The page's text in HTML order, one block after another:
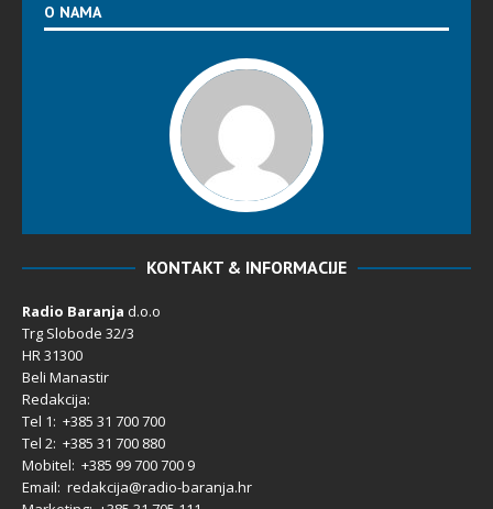
O NAMA
KONTAKT & INFORMACIJE
Radio Baranja d.o.o
Trg Slobode 32/3
HR 31300
Beli Manastir
Redakcija:
Tel 1: +385 31 700 700
Tel 2: +385 31 700 880
Mobitel: +385 99 700 700 9
Email: redakcija@radio-baranja.hr